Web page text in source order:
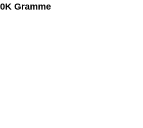
Gramme